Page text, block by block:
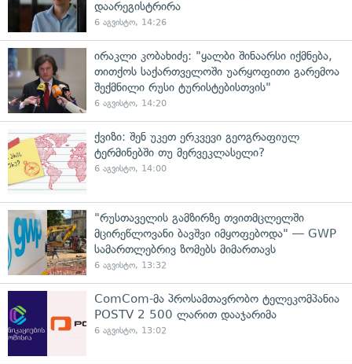
დაარეგისტრირა
6 აგვისტო, 14:26
ირაკლი კობახიძე: "ყალბი შინაარსი იქმნება,
თითქოს საქართველოში უარყოფითი გარემოა
შექმნილი რუსი ტურისტებისთვის"
6 აგვისტო, 14:20
ქვიზი: შენ უკეთ ერკვევი გეოგრაფიულ
ტერმინებში თუ მერვეკლასელი?
6 აგვისტო, 14:00
"რუსთაველის გამზირზე თვითმცლელში
მცირეწლოვანი ბავშვი იმყოფებოდა" — GWP
სამართლებრივ ზომებს მიმართავს
6 აგვისტო, 13:32
ComCom-მა პროსამთავრობო ტელეკომპანია
POSTV 2 500 ლარით დააჯარიმა
6 აგვისტო, 13:02